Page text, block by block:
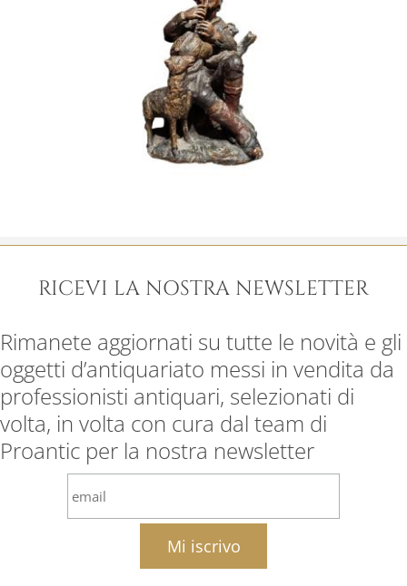
RICEVI LA NOSTRA NEWSLETTER
Rimanete aggiornati su tutte le novità e gli
oggetti d’antiquariato messi in vendita da
professionisti antiquari, selezionati di
volta, in volta con cura dal team di
Proantic per la nostra newsletter
email